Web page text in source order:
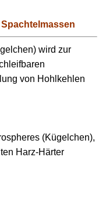
wird zur
von Hohlkehlen
(Kügelchen),
Harz-Härter